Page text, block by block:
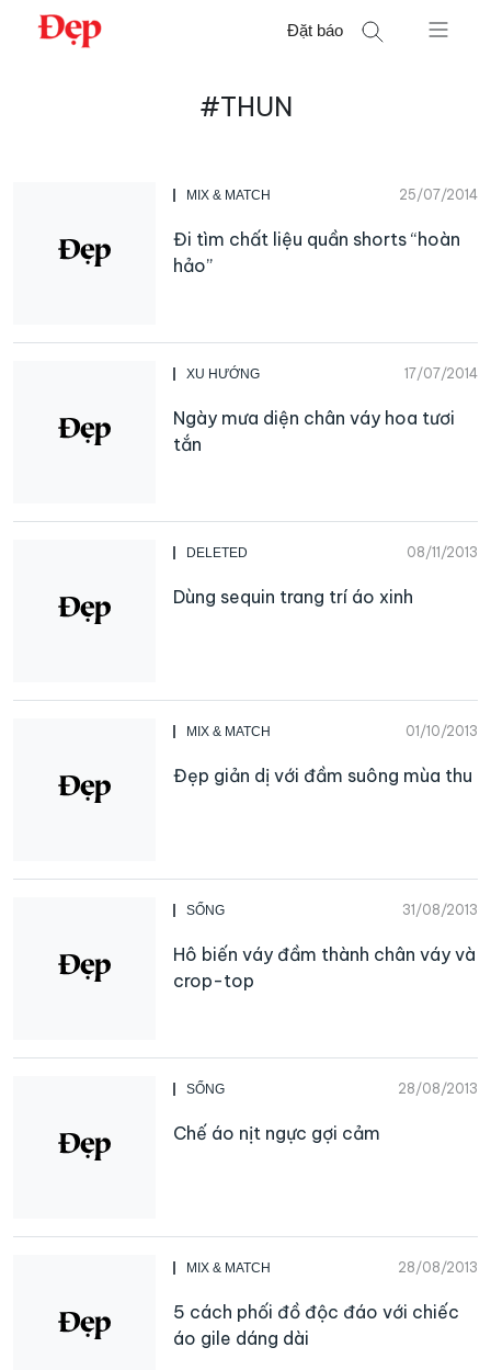
Chuyển
Đặt báo
#THUN
MIX & MATCH 25/07/2014
Đi tìm chất liệu quần shorts “hoàn
hảo”
XU HƯỚNG 17/07/2014
Ngày mưa diện chân váy hoa tươi
tắn
DELETED 08/11/2013
Dùng sequin trang trí áo xinh
MIX & MATCH 01/10/2013
Đẹp giản dị với đầm suông mùa thu
SỐNG 31/08/2013
Hô biến váy đầm thành chân váy và
crop-top
SỐNG 28/08/2013
Chế áo nịt ngực gợi cảm
MIX & MATCH 28/08/2013
5 cách phối đồ độc đáo với chiếc
áo gile dáng dài